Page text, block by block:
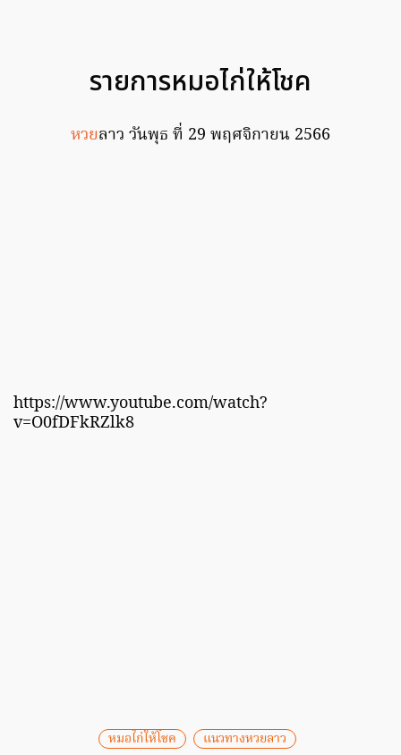
รายการหมอไก่ให้โชค
หวยลาว วันพุธ ที่ 29 พฤศจิกายน 2566
https://www.youtube.com/watch?
v=O0fDFkRZlk8
หมอไก่ให้โชค แนวทางหวยลาว